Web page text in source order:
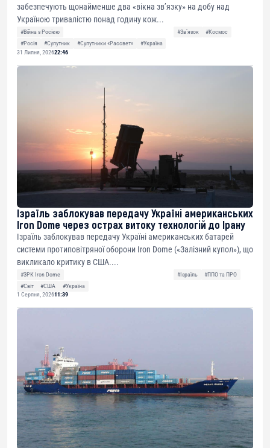
забезпечують щонайменше два «вікна зв’язку» на добу над
Україною тривалістю понад годину кож...
#Війна з Росією #Звʼязок
#Космос
#Росія
#Супутник #Супутники «Рассвет»
#Україна
31 Липня, 202622:46
Ізраїль заблокував передачу Україні американських
Iron Dome через острах витоку технологій до Ірану
Ізраїль заблокував передачу Україні американських батарей
системи протиповітряної оборони Iron Dome («Залізний купол»), що
викликало критику в США....
#ЗРК Iron Dome #Ізраїль
#ППО та ПРО
#Світ
#США
#Україна
1 Серпня, 202611:39